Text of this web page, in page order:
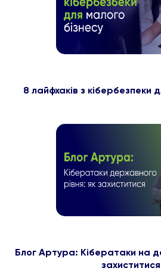
8 лайфхаків з кібербезпеки
Блог Артура: Кібератаки на